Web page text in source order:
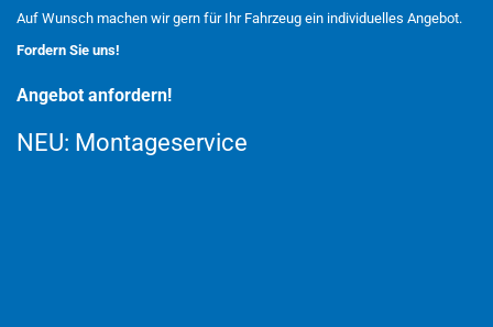
Auf Wunsch machen wir gern für Ihr Fahrzeug ein individuelles Angebot.
Fordern Sie uns!
Angebot anfordern!
NEU: Montageservice